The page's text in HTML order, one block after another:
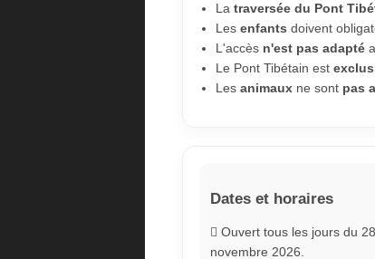
La traversée du Pont
Les enfants doivent
L'accès n'est pas adapté
Le Pont Tibétain est
Les animauxne sont pas
Dates et horaires
Ouvert tous les jours du
novembre 2026.